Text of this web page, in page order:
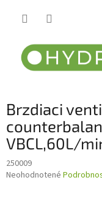
Brzdiaci
VBCL,60L/
250009
Priemerné
Neohodnotené